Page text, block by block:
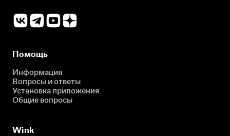
Помощь
Информация
Вопросы и ответы
Установка приложения
Общие вопросы
Wink